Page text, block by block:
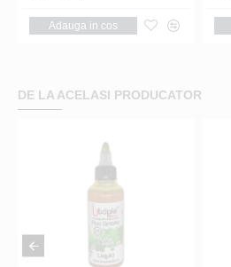
Adauga in cos
DE LA ACELASI PRODUCATOR